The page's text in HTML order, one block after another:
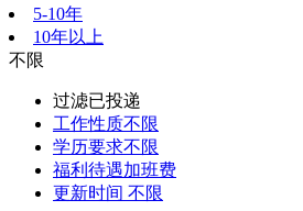
5-10年
10年以上
不限
过滤已投递
工作性质不限
学历要求不限
福利待遇加班费
更新时间 不限